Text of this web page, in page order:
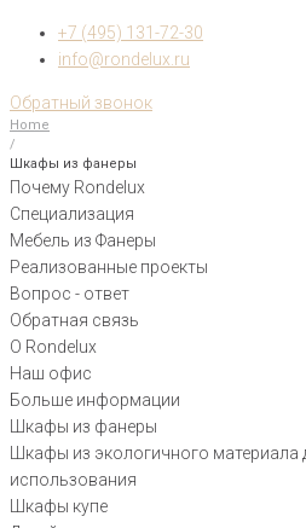
+7 (495) 131-72-30
info@rondelux.ru
Обратный звонок
Home
/
Шкафы из фанеры
Почему Rondelux
Специализация
Мебель из Фанеры
Реализованные проекты
Вопрос - ответ
Обратная связь
О Rondelux
Наш офис
Больше информации
Шкафы из фанеры
Шкафы из экологичного материала
использования
Шкафы купе